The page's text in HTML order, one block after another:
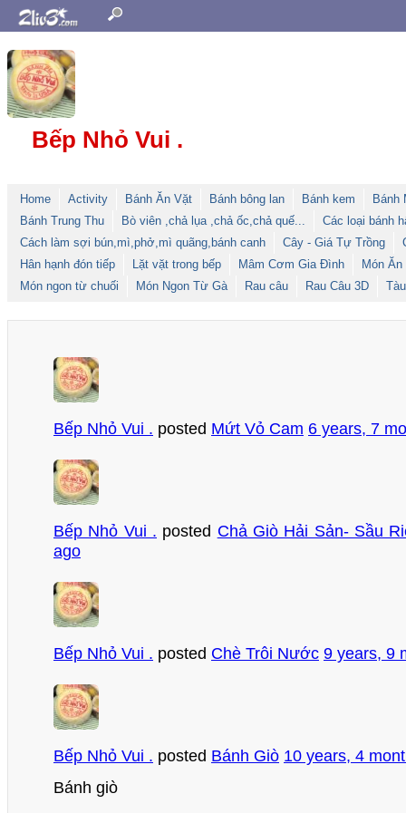
Bếp Nhỏ Vui .
Home Activity Bánh Ăn Vặt Bánh bông lan Bánh kem
Bánh
Bánh Trung Thu
Bò viên ,chả lụa ,chả ốc,chả quế...
Các loại bánh
Cách làm sợi bún,mì,phở,mì quãng,bánh canh
Cây - Giá Tự Trồng
Hân hạnh đón tiếp
Lặt vặt trong bếp Mâm Cơm Gia Đình
Món Ăn
Món ngon từ chuối
Món Ngon Từ Gà Rau câu Rau Câu 3D
Bếp Nhỏ Vui . posted Mứt Vỏ Cam 6 years, 7
Bếp Nhỏ Vui . posted Chả Giò Hải Sản- Sầu
ago
Bếp Nhỏ Vui . posted Chè Trôi Nước 9 years, 9
Bếp Nhỏ Vui . posted Bánh Giò 10 years, 4
Bánh giò